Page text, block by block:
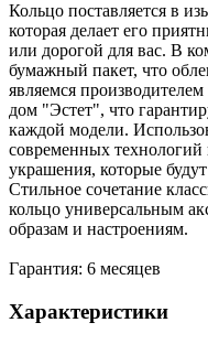
Кольцо поставляется в
которая делает его
или дорогой для вас. В
бумажный пакет, что
являемся
дом "Эстет", что
каждой модели.
современных технологий
украшения, которые
Стильное сочетание
кольцо универсальным
образам и настроениям.
Гарантия: 6 месяцев
Характеристики